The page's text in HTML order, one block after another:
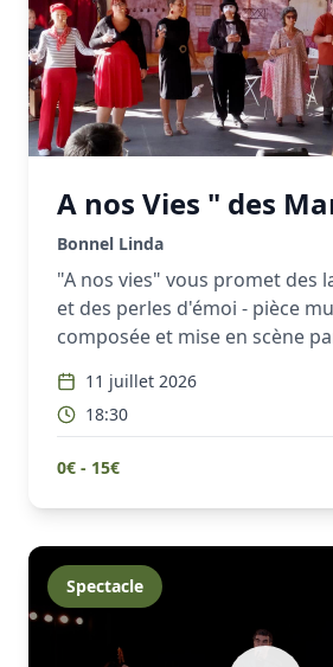
A nos Vies " des
Bonnel Linda
"A nos vies" vous promet des
et des perles d'émoi - pièce
composée et mise en scène
11 juillet 2026
18:30
0€ - 15€
Spectacle